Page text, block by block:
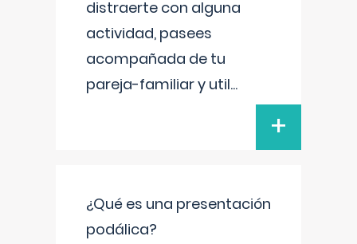
distraerte con alguna
actividad, pasees
acompañada de tu
pareja-familiar y util...
+
¿Qué es una presentación
podálica?